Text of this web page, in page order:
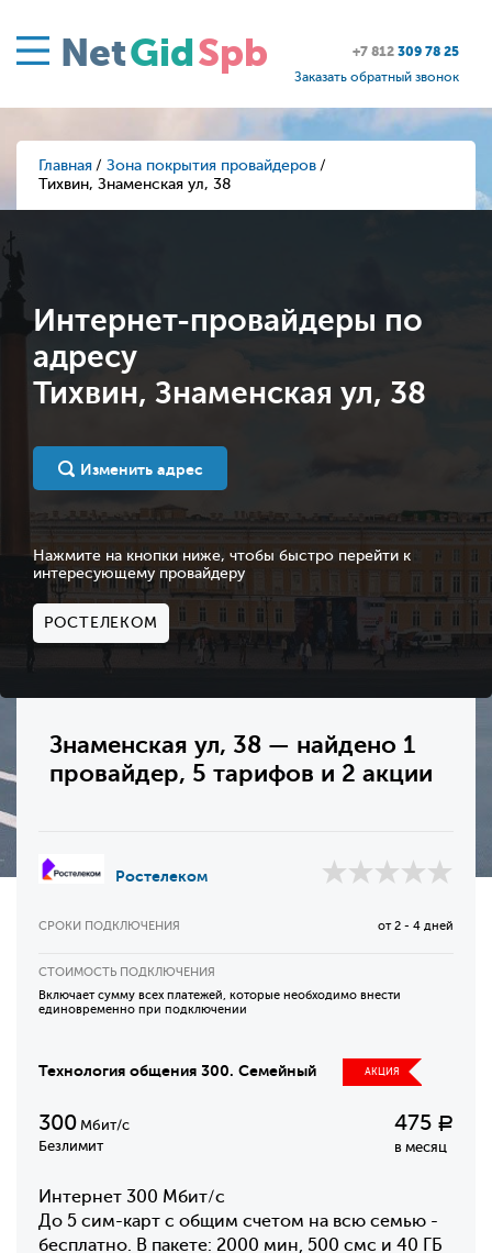
NetGidSpb +7 812 309 78 25
Заказать обратный звонок
Главная
Зона покрытия провайдеров
Тихвин, Знаменская ул, 38
Интернет-провайдеры по
адресу
Тихвин, Знаменская ул, 38
Изменить адрес
Нажмите на кнопки ниже, чтобы быстро перейти к
интересующему провайдеру
РОСТЕЛЕКОМ
Знаменская ул, 38 — найдено 1
провайдер, 5 тарифов и 2 акции
Ростелеком
СРОКИ ПОДКЛЮЧЕНИЯ от 2 - 4 дней
СТОИМОСТЬ ПОДКЛЮЧЕНИЯ
Включает сумму всех платежей, которые необходимо внести
единовременно при подключении
Технология общения 300. Семейный АКЦИЯ
300 Мбит/с
Безлимит
475 Р
в месяц
Интернет 300 Мбит/с
До 5 сим-карт с общим счетом на всю семью -
бесплатно. В пакете: 2000 мин, 500 смс и 40 ГБ